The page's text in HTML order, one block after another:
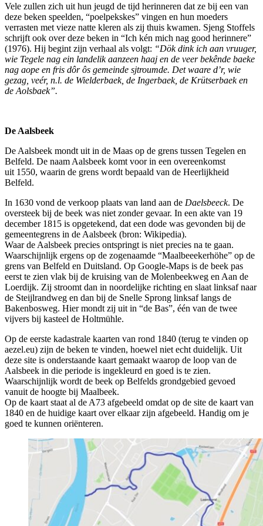
Vele zullen zich uit hun jeugd de tijd herinneren dat ze bij een van
deze beken speelden, “poelpekskes” vingen en hun moeders
verrasten met vieze natte kleren als zij thuis kwamen. Sjeng Stoffels
schrijft ook over deze beken in “Ich kén mich nag good herinnere”
(1976). Hij begint zijn verhaal als volgt: “Dök dink ich aan vruuger,
wie Tegele nag ein landelik aanzeen haaj en de veer bekênde baeke
nag aope en fris dôr ôs gemeinde sjtroumde. Det waare d’r, wie
gezag, veér, n.l. de Wielderbaek, de Ingerbaek, de Krütserbaek en
de Aolsbaek”.
De Aalsbeek
De Aalsbeek mondt uit in de Maas op de grens tussen Tegelen en
Belfeld. De naam Aalsbeek komt voor in een overeenkomst
uit 1550, waarin de grens wordt bepaald van de Heerlijkheid
Belfeld.
In 1630 vond de verkoop plaats van land aan de Daelsbeeck. De
oversteek bij de beek was niet zonder gevaar. In een akte van 19
december 1815 is opgetekend, dat een dode was gevonden bij de
gemeentegrens in de Aalsbeek (bron: Wikipedia).
Waar de Aalsbeek precies ontspringt is niet precies na te gaan.
Waarschijnlijk ergens op de zogenaamde “Maalbeeekerhöhe” op de
grens van Belfeld en Duitsland. Op Google-Maps is de beek pas
eerst te zien vlak bij de kruising van de Molenbeekweg en Aan de
Loerdijk. Zij stroomt dan in noordelijke richting en slaat linksaf naar
de Steijlrandweg en dan bij de Snelle Sprong linksaf langs de
Bakenbosweg. Hier mondt zij uit in “de Bas”, één van de twee
vijvers bij kasteel de Holtmühle.
Op de eerste kadastrale kaarten van rond 1840 (terug te vinden op
aezel.eu) zijn de beken te vinden, hoewel niet echt duidelijk. Uit
deze site is onderstaande kaart gemaakt waarop de loop van de
Aalsbeek in die periode is ingekleurd en goed is te zien.
Waarschijnlijk wordt de beek op Belfelds grondgebied gevoed
vanuit de hoogte bij Maalbeek.
Op de kaart staat al de A73 afgebeeld omdat op de site de kaart van
1840 en de huidige kaart over elkaar zijn afgebeeld. Handig om je
goed te kunnen oriënteren.